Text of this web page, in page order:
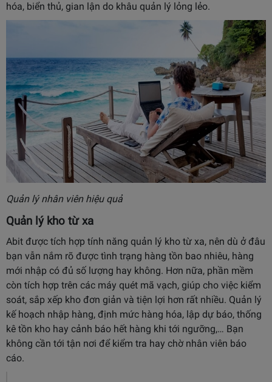
hóa, biển thủ, gian lận do khâu quản lý lỏng lẻo.
Quản lý nhân viên hiệu quả
Quản lý kho từ xa
Abit được tích hợp tính năng quản lý kho từ xa, nên dù ở đâu
bạn vẫn nắm rõ được tình trạng hàng tồn bao nhiêu, hàng
mới nhập có đủ số lượng hay không. Hơn nữa, phần mềm
còn tích hợp trên các máy quét mã vạch, giúp cho việc kiểm
soát, sắp xếp kho đơn giản và tiện lợi hơn rất nhiều. Quản lý
kế hoạch nhập hàng, định mức hàng hóa, lập dự báo, thống
kê tồn kho hay cảnh báo hết hàng khi tới ngưỡng,… Bạn
không cần tới tận nơi để kiểm tra hay chờ nhân viên báo
cáo.